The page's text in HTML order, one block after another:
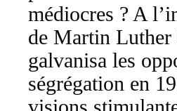
médiocres ? A
de Martin
galvanisa les
ségrégation en
visions